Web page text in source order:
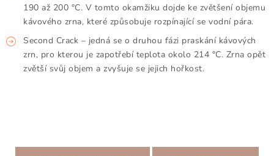
190 až 200 °C. V tomto okamžiku dojde ke zvětšení objemu
kávového zrna, které způsobuje rozpínající se vodní pára.
Second Crack – jedná se o druhou fázi praskání kávových
zrn, pro kterou je zapotřebí teplota okolo 214 °C. Zrna opět
zvětší svůj objem a zvyšuje se jejich hořkost.